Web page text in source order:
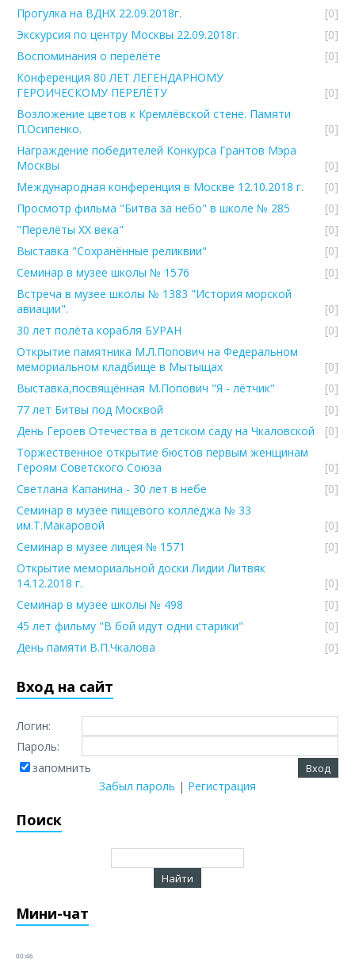
Прогулка на ВДНХ 22.09.2018г.
[0]
Экскурсия по центру Москвы 22.09.2018г.
[0]
Воспоминания о перелёте
[0]
Конференция 80 ЛЕТ ЛЕГЕНДАРНОМУ
ГЕРОИЧЕСКОМУ ПЕРЕЛЁТУ
[0]
Возложение цветов к Кремлёвской стене. Памяти
П.Осипенко.
[0]
Награждение победителей Конкурса Грантов Мэра
Москвы
[0]
Международная конференция в Москве 12.10.2018 г.
[0]
Просмотр фильма "Битва за небо" в школе № 285
[0]
"Перелёты ХХ века"
[0]
Выставка "Сохранённые реликвии"
[0]
Семинар в музее школы № 1576
[0]
Встреча в музее школы № 1383 "История морской
авиации".
[0]
30 лет полёта корабля БУРАН
[0]
Открытие памятника М.Л.Попович на Федеральном
мемориальном кладбище в Мытыщах
[0]
Выставка,посвящённая М.Попович "Я - лётчик"
[0]
77 лет Битвы под Москвой
[0]
День Героев Отечества в детском саду на Чкаловской
[0]
Торжественное открытие бюстов первым женщинам
Героям Советского Союза
[0]
Светлана Капанина - 30 лет в небе
[0]
Семинар в музее пищевого колледжа № 33
им.Т.Макаровой
[0]
Семинар в музее лицея № 1571
[0]
Открытие мемориальной доски Лидии Литвяк
14.12.2018 г.
[0]
Семинар в музее школы № 498
[0]
45 лет фильму "В бой идут одни старики"
[0]
День памяти В.П.Чкалова
[0]
Вход на сайт
Логин:
Пароль:
запомнить
Забыл пароль | Регистрация
Поиск
Мини-чат